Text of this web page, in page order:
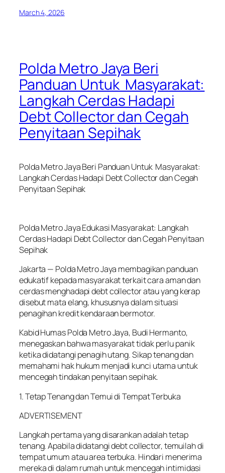
March 4, 2026
Polda Metro Jaya Beri
Panduan Untuk Masyarakat:
Langkah Cerdas Hadapi
Debt Collector dan Cegah
Penyitaan Sepihak
Polda Metro Jaya Beri Panduan Untuk Masyarakat:
Langkah Cerdas Hadapi Debt Collector dan Cegah
Penyitaan Sepihak
Polda Metro Jaya Edukasi Masyarakat: Langkah
Cerdas Hadapi Debt Collector dan Cegah Penyitaan
Sepihak
Jakarta — Polda Metro Jaya membagikan panduan
edukatif kepada masyarakat terkait cara aman dan
cerdas menghadapi debt collector atau yang kerap
disebut mata elang, khususnya dalam situasi
penagihan kredit kendaraan bermotor.
Kabid Humas Polda Metro Jaya, Budi Hermanto,
menegaskan bahwa masyarakat tidak perlu panik
ketika didatangi penagih utang. Sikap tenang dan
memahami hak hukum menjadi kunci utama untuk
mencegah tindakan penyitaan sepihak.
1. Tetap Tenang dan Temui di Tempat Terbuka
ADVERTISEMENT
Langkah pertama yang disarankan adalah tetap
tenang. Apabila didatangi debt collector, temuilah di
tempat umum atau area terbuka. Hindari menerima
mereka di dalam rumah untuk mencegah intimidasi